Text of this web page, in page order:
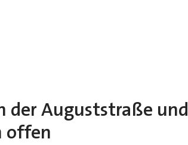
der Auguststraße und
offen